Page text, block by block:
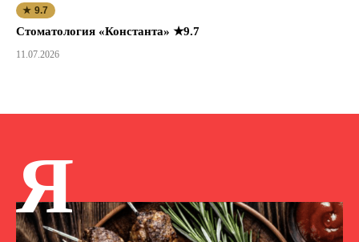
★ 9.7
Стоматология «Константа» ★9.7
11.07.2026
Я